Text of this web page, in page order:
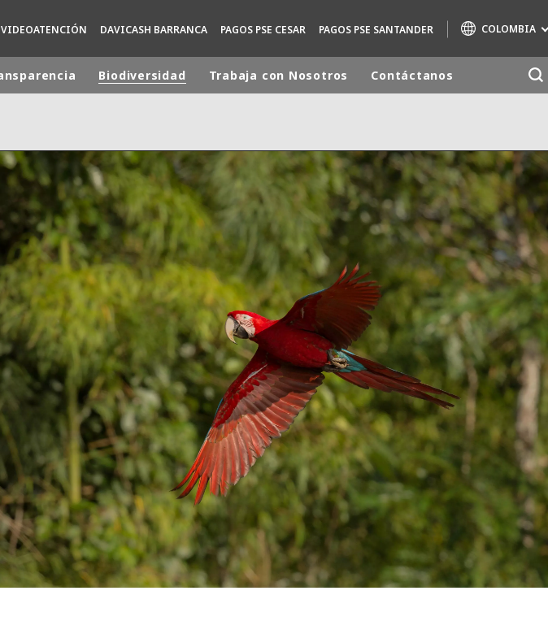
VIDEOATENCIÓN DAVICASH BARRANCA PAGOS PSE CESAR PAGOS PSE SANTANDER COLOMBIA
NORTEAMÉRICA
ÁFRICA Y ORIENTE MEDIO
ÁSIA
AIR QUALITY
ENGINEERING & CONSULTING
HAZARDOUS WASTE EUROPE
INDUSTRIAS SOLUCIONES GLOBALES
NUCLEAR SOLUTIONS
OFIS
SEDE BENELUX
VEOLIA AGRICULTURE
WATER TECHNOLOGIES
Biodiversidad Trabaja con Nosotros Contáctanos